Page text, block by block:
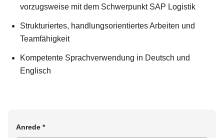
vorzugsweise mit dem Schwerpunkt SAP Logistik
Strukturiertes, handlungsorientiertes Arbeiten und
Teamfähigkeit
Kompetente Sprachverwendung in Deutsch und
Englisch
Anrede *